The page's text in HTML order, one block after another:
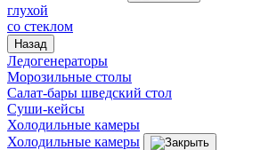
глухой
со стеклом
Назад
Ледогенераторы
Морозильные столы
Салат-бары шведский стол
Суши-кейсы
Холодильные камеры
Холодильные камеры